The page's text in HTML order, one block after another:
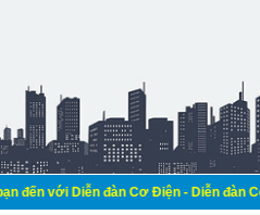
đàn Cơ Điện - Diễn đàn Cơ điện là